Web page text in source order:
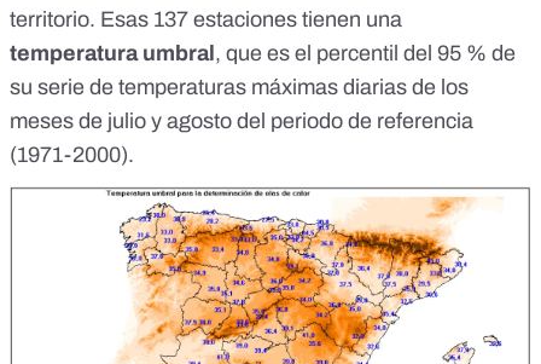
territorio. Esas 137 estaciones tienen una
temperatura umbral , que es el percentil del 95 % de
su serie de temperaturas máximas diarias de los
meses de julio y agosto del periodo de referencia
(1971-2000).